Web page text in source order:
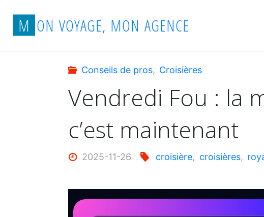
contenu
M ON VOYAGE, MON AGENCE
Conseils de pros, Croisières
Vendredi Fou : la
c’est maintenant
2025-11-26 croisière, croisières,